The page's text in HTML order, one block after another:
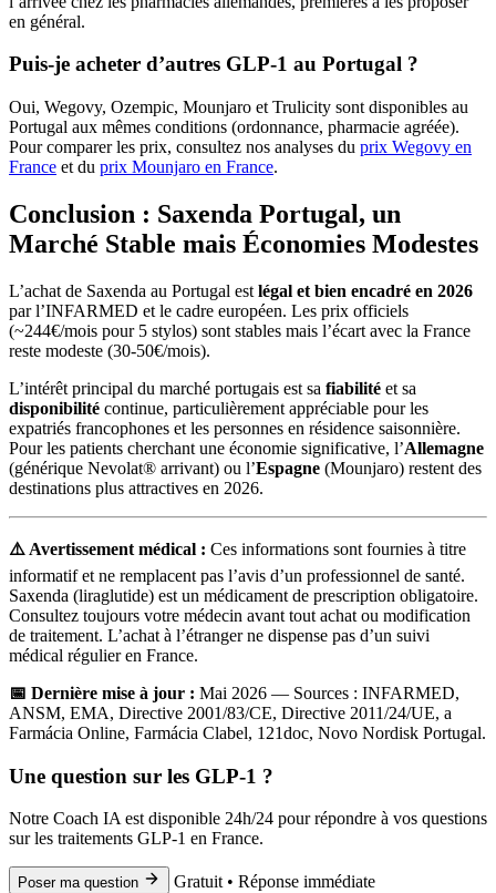
en général.
Puis-je acheter d’autres GLP-1 au Portugal ?
Oui, Wegovy, Ozempic, Mounjaro et Trulicity sont disponibles au
Portugal aux mêmes conditions (ordonnance, pharmacie agréée).
Pour comparer les prix, consultez nos analyses du prix Wegovy en
France et du prix Mounjaro en France.
Conclusion : Saxenda Portugal, un
Marché Stable mais Économies Modestes
L’achat de Saxenda au Portugal est légal et bien encadré en 2026
par l’INFARMED et le cadre européen. Les prix officiels
(~244€/mois pour 5 stylos) sont stables mais l’écart avec la France
reste modeste (30-50€/mois).
L’intérêt principal du marché portugais est sa fiabilité et sa
disponibilité continue, particulièrement appréciable pour les
expatriés francophones et les personnes en résidence saisonnière.
Pour les patients cherchant une économie significative, l’Allemagne
(générique Nevolat® arrivant) ou l’Espagne (Mounjaro) restent des
destinations plus attractives en 2026.
⚠️ Avertissement médical : Ces informations sont fournies à titre
informatif et ne remplacent pas l’avis d’un professionnel de santé.
Saxenda (liraglutide) est un médicament de prescription obligatoire.
Consultez toujours votre médecin avant tout achat ou modification
de traitement. L’achat à l’étranger ne dispense pas d’un suivi
médical régulier en France.
📅 Dernière mise à jour : Mai 2026 — Sources : INFARMED,
ANSM, EMA, Directive 2001/83/CE, Directive 2011/24/UE, a
Farmácia Online, Farmácia Clabel, 121doc, Novo Nordisk Portugal.
Une question sur les GLP-1 ?
Notre Coach IA est disponible 24h/24 pour répondre à vos questions
sur les traitements GLP-1 en France.
Poser ma question
Gratuit • Réponse immédiate